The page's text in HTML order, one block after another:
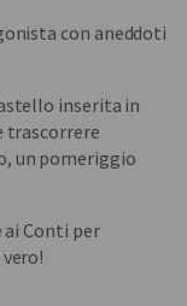
con aneddoti
inserita in
trascorrere
un pomeriggio
ai Conti per